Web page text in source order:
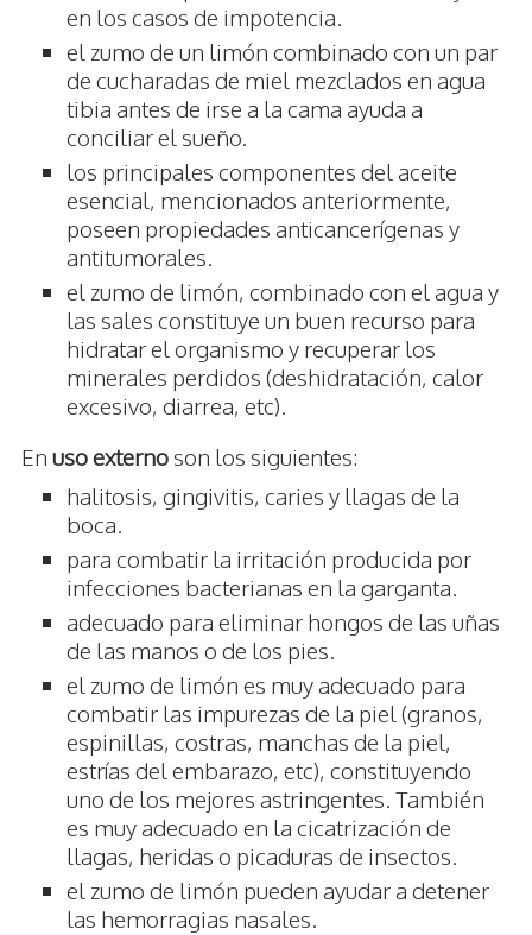
en los casos de impotencia.
el zumo de un limón combinado con un par
de cucharadas de miel mezclados en agua
tibia antes de irse a la cama ayuda a
conciliar el sueño.
los principales componentes del aceite
esencial, mencionados anteriormente,
poseen propiedades anticancerígenas y
antitumorales.
el zumo de limón, combinado con el agua y
las sales constituye un buen recurso para
hidratar el organismo y recuperar los
minerales perdidos (deshidratación, calor
excesivo, diarrea, etc).
En uso externoson los siguientes:
halitosis, gingivitis, caries y llagas de la
boca.
para combatir la irritación producida por
infecciones bacterianas en la garganta.
adecuado para eliminar hongos de las uñas
de las manos o de los pies.
el zumo de limón es muy adecuado para
combatir las impurezas de la piel (granos,
espinillas, costras, manchas de la piel,
estrías del embarazo, etc), constituyendo
uno de los mejores astringentes. También
es muy adecuado en la cicatrización de
llagas, heridas o picaduras de insectos.
el zumo de limón pueden ayudar a detener
las hemorragias nasales.